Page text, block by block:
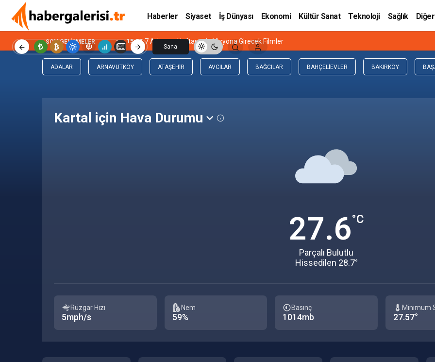
Haberler Siyaset İş Dünyası Ekonomi Kültür Sanat Teknoloji Sağlık Diğer
Sana
SON GELIŞMELER 15:04 7 Ağustos Haftasında Vizyona Girecek Filmler
ADALAR ARNAVUTKÖY ATAŞEHIR AVCILAR BAĞCILAR BAHÇELIEVLER BAKIRKÖY
Kartal için Hava Durumu
27.6°C
Parçalı Bulutlu
Hissedilen 28.7°
Rüzgar Hızı
5mph/s
Nem
59%
Basınç
1014mb
Minimum
27.57°